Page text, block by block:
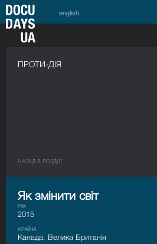
english
ПРОТИ-ДІЯ
НАЗАД В РОЗДIЛ
Як змінити світ
РІК
2015
КРАЇНА
Канада, Велика Британія